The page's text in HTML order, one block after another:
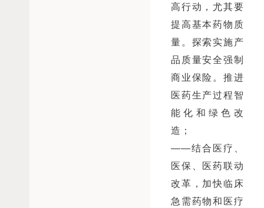
高行动，尤其要
提高基本药物质
量。探索实施产
品质量安全强制
商业保险。推进
医药生产过程智
能化和绿色改
造；
——结合医疗、
医保、医药联动
改革，加快临床
急需药物和医疗